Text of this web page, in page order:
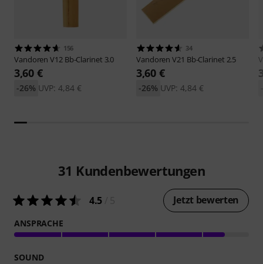
156
VandorenV12 Bb-Clarinet 3.0
3,60 €
UVP: 4,84 €
-26%
34
VandorenV21 Bb-Clarinet 2.5
3,60 €
UVP: 4,84 €
-26%
31 Kundenbewertungen
4.5 Jetzt bewerten
ANSPRACHE
SOUND